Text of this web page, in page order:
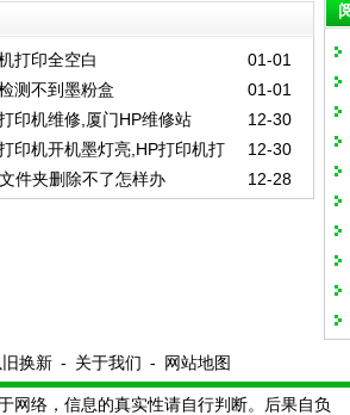
01-01
打印全空白
01-01
测不到墨粉盒
12-30
印机维修,厦门HP维修站
12-30
印机开机墨灯亮,HP打印机打
12-28
件夹删除不了怎样办
旧换新 - 关于我们 - 网站地图
网络，信息的真实性请自行判断。后果自负